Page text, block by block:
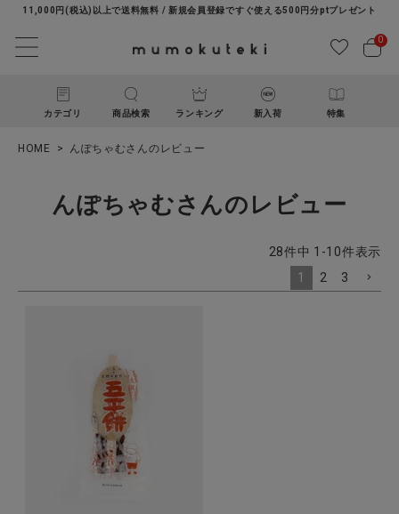
11,000円(税込)以上で送料無料 / 新規会員登録ですぐ使える500円分ptプレゼント
0
カテゴリ 商品検索 ランキング 新入荷 特集
ACCOUNT MENU
HOME んぽちゃむさんのレビュー
んぽちゃむさんのレビュー
28件中 1 -10件表示
1
2 3